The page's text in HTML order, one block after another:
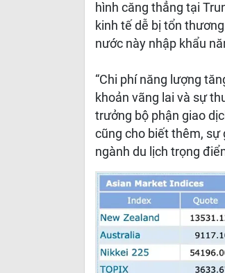
hình căng thẳng tại
kinh tế dễ bị tổn
nước này nhập khẩu
“Chi phí năng lượng
khoản vãng lai và sự
trưởng bộ phận giao
cũng cho biết thêm, sự
ngành du lịch trọng